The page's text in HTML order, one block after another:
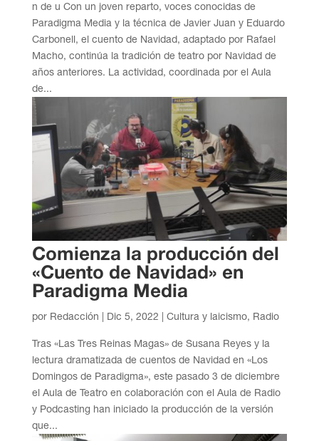
n de u Con un joven reparto, voces conocidas de
Paradigma Media y la técnica de Javier Juan y Eduardo
Carbonell, el cuento de Navidad, adaptado por Rafael
Macho, continúa la tradición de teatro por Navidad de
años anteriores. La actividad, coordinada por el Aula
de...
Comienza la producción del
«Cuento de Navidad» en
Paradigma Media
por Redacción Dic 5, 2022 Cultura y laicismo, Radio
Tras «Las Tres Reinas Magas» de Susana Reyes y la
lectura dramatizada de cuentos de Navidad en «Los
Domingos de Paradigma», este pasado 3 de diciembre
el Aula de Teatro en colaboración con el Aula de Radio
y Podcasting han iniciado la producción de la versión
que...